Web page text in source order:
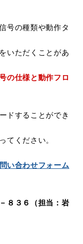
号の種類や動作タ
いただくことがあ
の仕様と動作フロ
ドすることができ
てください。
問い合わせフォーム
８３６（担当：岩